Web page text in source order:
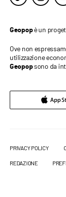
Geopopè un
Ove non
utilizzazione
Geopopsono da
PRIVACY POLICY
REDAZIONE